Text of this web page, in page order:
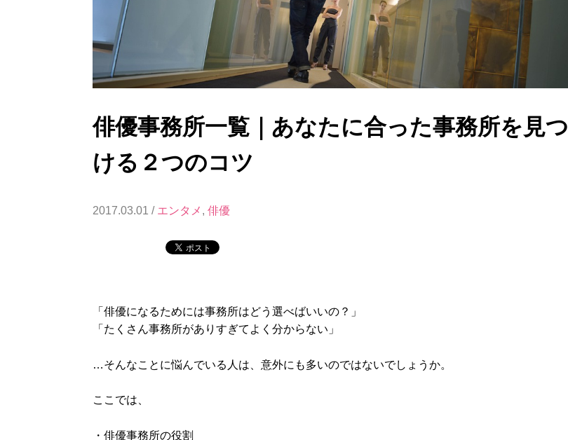
俳優事務所一覧｜あなたに合った事務所を見つ
ける２つのコツ
2017.03.01 / エンタメ , 俳優
「俳優になるためには事務所はどう選べばいいの？」
「たくさん事務所がありすぎてよく分からない」
…そんなことに悩んでいる人は、意外にも多いのではないでしょうか。
ここでは、
・俳優事務所の役割